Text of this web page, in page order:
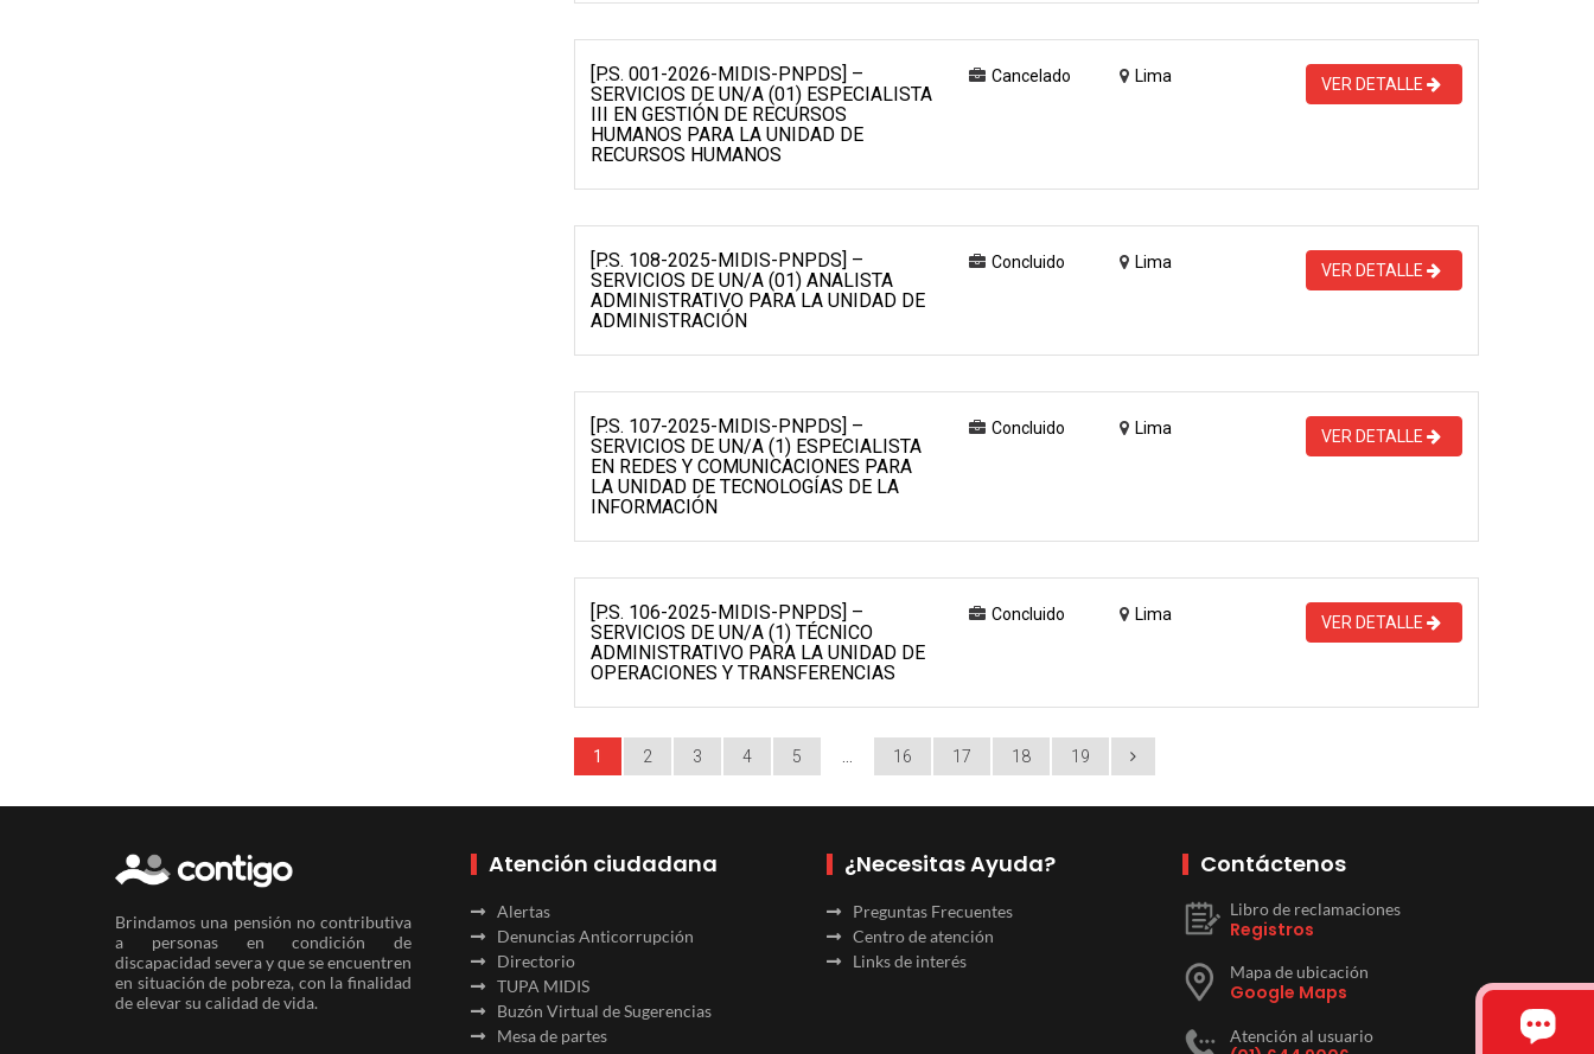
[P.S. 001-2026-MIDIS-PNPDS] –
SERVICIOS DE UN/A (01) ESPECIALISTA
III EN GESTIÓN DE RECURSOS
HUMANOS PARA LA UNIDAD DE
RECURSOS HUMANOS
Cancelado Lima VER DETALLE
[P.S. 108-2025-MIDIS-PNPDS] –
SERVICIOS DE UN/A (01) ANALISTA
ADMINISTRATIVO PARA LA UNIDAD DE
ADMINISTRACIÓN
Concluido Lima VER DETALLE
[P.S. 107-2025-MIDIS-PNPDS] –
SERVICIOS DE UN/A (1) ESPECIALISTA
EN REDES Y COMUNICACIONES PARA
LA UNIDAD DE TECNOLOGÍAS DE LA
INFORMACIÓN
Concluido Lima VER DETALLE
[P.S. 106-2025-MIDIS-PNPDS] –
SERVICIOS DE UN/A (1) TÉCNICO
ADMINISTRATIVO PARA LA UNIDAD DE
OPERACIONES Y TRANSFERENCIAS
Concluido Lima VER DETALLE
1 2 3 4 5 16 17 18 19
Brindamos una pensión no contributiva
a personas en condición de
discapacidad severa y que se encuentren
en situación de pobreza, con la finalidad
de elevar su calidad de vida.
Atención ciudadana
Alertas
Denuncias Anticorrupción
Directorio
TUPA MIDIS
Buzón Virtual de Sugerencias
Mesa de partes
¿Necesitas Ayuda?
Preguntas Frecuentes
Centro de atención
Links de interés
Contáctenos
Libro de reclamaciones
Registros
Mapa de ubicación
Google Maps
Atención al usuario